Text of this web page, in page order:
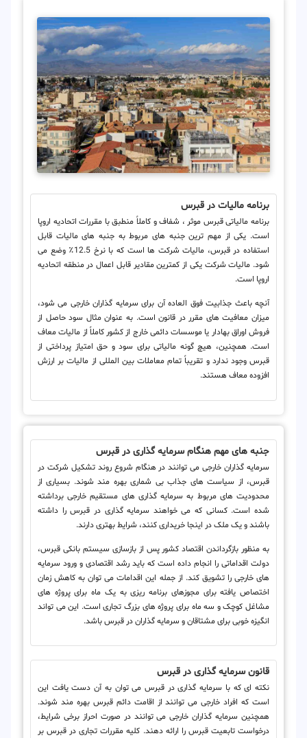
برنامه مالیات در قبرس
برنامه مالیاتی قبرس موثر ، شفاف و کاملاً منطبق با مقررات اتحادیه اروپا
است. یکی از مهم ترین جنبه های مربوط به جنبه های مالیات قابل
استفاده در قبرس، مالیات شرکت ها است که با نرخ 12.5٪ وضع می
شود. مالیات شرکت یکی از کمترین مقادیر قابل اعمال در منطقه اتحادیه
اروپا است.
آنچه باعث جذابیت فوق العاده آن برای سرمایه گذاران خارجی می شود،
میزان معافیت های مقرر در قانون است. به عنوان مثال سود حاصل از
فروش اوراق بهادار یا موسسات دائمی خارج از کشور کاملاً از مالیات معاف
است. همچنین، هیچ گونه مالیاتی برای سود و حق امتیاز پرداختی از
قبرس وجود ندارد و تقریباً تمام معاملات بین المللی از مالیات بر ارزش
افزوده معاف هستند.
جنبه های مهم هنگام سرمایه گذاری در قبرس
سرمایه گذاران خارجی می توانند در هنگام شروع روند تشکیل شرکت در
قبرس، از سیاست های جذاب بی شماری بهره مند شوند. بسیاری از
محدودیت های مربوط به سرمایه گذاری های مستقیم خارجی برداشته
شده است. کسانی که می خواهند سرمایه گذاری در قبرس را داشته
باشند و یک ملک در اینجا خریداری کنند، شرایط بهتری دارند.
به منظور بازگرداندن اقتصاد کشور پس از بازسازی سیستم بانکی قبرس،
دولت اقداماتی را انجام داده است که باید رشد اقتصادی و ورود سرمایه
های خارجی را تشویق کند. از جمله این اقدامات می توان به کاهش زمان
اختصاص یافته برای مجوزهای برنامه ریزی به یک ماه برای پروژه های
مشاغل کوچک و سه ماه برای پروژه های بزرگ تجاری است. این می تواند
انگیزه خوبی برای مشتاقان و سرمایه گذاران در قبرس باشد.
قانون سرمایه گذاری در قبرس
نکته ای که با سرمایه گذاری در قبرس می توان به آن دست یافت این
است که افراد خارجی می توانند از اقامت دائم قبرس بهره مند شوند.
همچنین سرمایه گذاران خارجی می توانند در صورت احراز برخی شرایط،
درخواست تابعیت قبرس را ارائه دهند. کلیه مقررات تجاری در قبرس بر